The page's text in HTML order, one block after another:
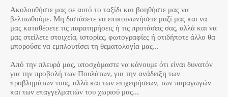
Ακολουθήστε μας σε αυτό το ταξίδι και βοηθήστε μας να
βελτιωθούμε. Μη διστάσετε να επικοινωνήσετε μαζί μας και να
μας καταθέσετε τις παρατηρήσεις ή τις προτάσεις σας, αλλά και να
μας στείλετε στοιχεία, ιστορίες, φωτογραφίες ή οτιδήποτε άλλο θα
μπορούσε να εμπλουτίσει τη θεματολογία μας…
Από την πλευρά μας, υποσχόμαστε να κάνουμε ότι είναι δυνατόν
για την προβολή των Πουλάτων, για την ανάδειξη των
προβλημάτων τους, αλλά και των επιχειρήσεων, των παραγωγών
και των επαγγελματιών του χωριού μας…